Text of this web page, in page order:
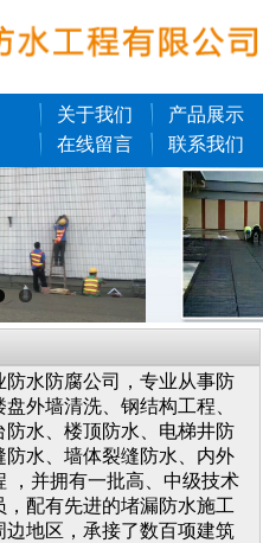
关于我们
产品展示
在线留言 联系我们
水防腐公司，专业从事防
外墙清洗、钢结构工程、
水、楼顶防水、电梯井防
水、墙体裂缝防水、内外
，并拥有一批高、中级技术
配有先进的堵漏防水施工
地区，承接了数百项建筑